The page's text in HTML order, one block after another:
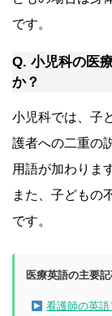
です。
Q. 小児科の医
か？
小児科では、子
護者への二重の
用語が加わりま
また、子どもの
です。
医療英語の主要
看護師の英